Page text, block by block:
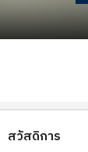
สวัสดิการ